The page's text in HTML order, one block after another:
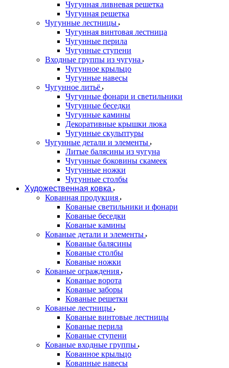
Чугунная ливневая решетка
Чугунная решетка
Чугунные лестницы
Чугунная винтовая лестница
Чугунные перила
Чугунные ступени
Входные группы из чугуна
Чугунное крыльцо
Чугунные навесы
Чугунное литьё
Чугунные фонари и светильники
Чугунные беседки
Чугунные камины
Декоративные крышки люка
Чугунные скульптуры
Чугунные детали и элементы
Литые балясины из чугуна
Чугунные боковины скамеек
Чугунные ножки
Чугунные столбы
Художественная ковка
Кованная продукция
Кованые светильники и фонари
Кованые беседки
Кованые камины
Кованые детали и элементы
Кованые балясины
Кованые столбы
Кованые ножки
Кованые ограждения
Кованые ворота
Кованые заборы
Кованые решетки
Кованые лестницы
Кованые винтовые лестницы
Кованые перила
Кованые ступени
Кованые входные группы
Кованное крыльцо
Кованные навесы